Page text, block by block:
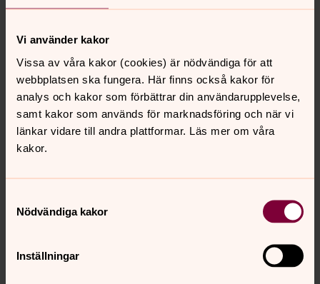
Vi använder kakor
Vissa av våra kakor (cookies) är nödvändiga för att
webbplatsen ska fungera. Här finns också kakor för
analys och kakor som förbättrar din användarupplevelse,
samt kakor som används för marknadsföring och när vi
länkar vidare till andra plattformar. Läs mer om våra
kakor.
Nödvändiga kakor
Inställningar
innehåll?